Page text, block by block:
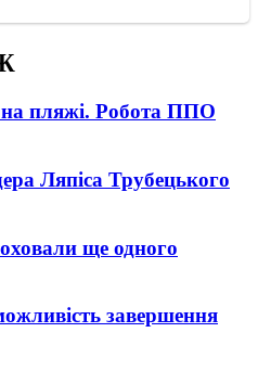
пляжі. Робота ППО
Ляпіса Трубецького
ще одного
завершення